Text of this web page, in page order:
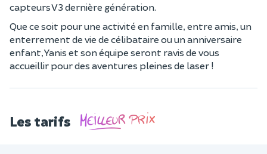
capteurs V3 dernière génération.
Que ce soit pour une activité en famille, entre amis, un
enterrement de vie de célibataire ou un anniversaire
enfant, Yanis et son équipe seront ravis de vous
accueillir pour des aventures pleines de laser !
Les tarifs